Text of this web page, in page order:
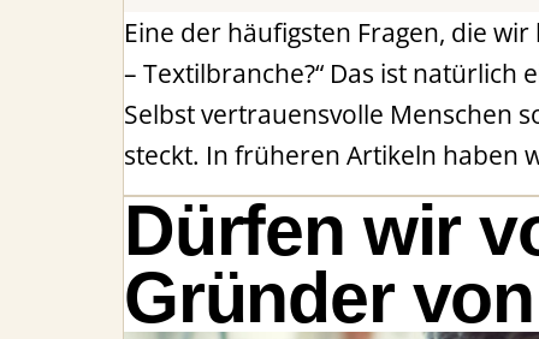
Eine der häufigsten Fragen, die
– Textilbranche?“ Das ist
Selbst vertrauensvolle Menschen
steckt. In früheren Artikeln haben
Dürfen wir
Gründer